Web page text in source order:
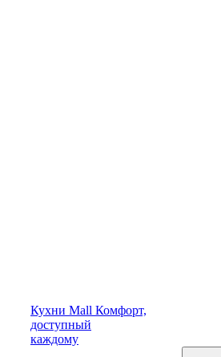
Кухни Mall Комфорт,
доступный
каждому